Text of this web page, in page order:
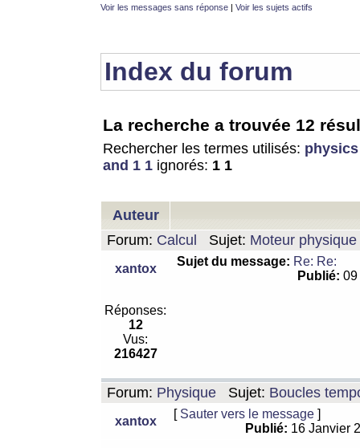
Voir les messages sans réponse | Voir les sujets actifs
Index du forum
La recherche a trouvée 12
Rechercher les termes utilisés: physics
and 1 1 ignorés: 1 1
Auteur
Forum: Calcul Sujet: Moteur
xantox
Sujet du message: Re: Re:
Publié:
Réponses:
12
Vus:
216427
Forum: Physique Sujet: Boucles
xantox
[ Sauter vers le message ]
Publié: 16 Janvier